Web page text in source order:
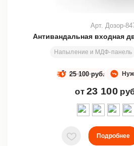
Антивандальная входная
Напыление и МДФ-панель
Арт. Дозор-
25 100 руб.
от 23 100
В избранное
Подробнее